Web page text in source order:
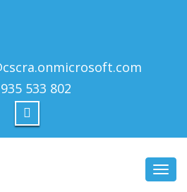
935 533 802